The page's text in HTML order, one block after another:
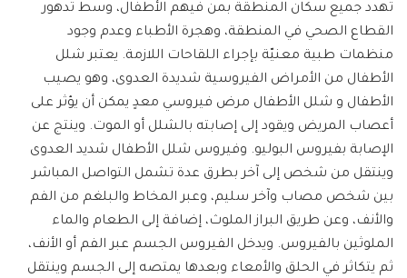
تهدد جميع سكان المنطقة بمن فيهم الأطفال، وسط تدهور
القطاع الصحي في المنطقة، وهجرة الأطباء وعدم وجود
منظمات طبية معنيّة بإجراء اللقاحات اللازمة. يعتبر شلل
الأطفال من الأمراض الفيروسية شديدة العدوى، وهو يصيب
الأطفال و شلل الأطفال مرض فيروسي معدٍ يمكن أن يؤثر على
أعصاب المريض ويقود إلى إصابته بالشلل أو الموت. وينتج عن
الإصابة بفيروس البوليو. وفيروس شلل الأطفال شديد العدوى
وينتقل من شخص إلى آخر بطرق عدة تشمل التواصل المباشر
بين شخص مصاب وآخر سليم، وعبر المخاط والبلغم من الفم
والأنف، وعن طريق البراز الملوث، إضافة إلى الطعام والماء
الملوثين بالفيروس. ويدخل الفيروس الجسم عبر الفم أو الأنف،
ثم يتكاثر في الحلق والأمعاء وبعدها يمتصه إلى الجسم وينتقل